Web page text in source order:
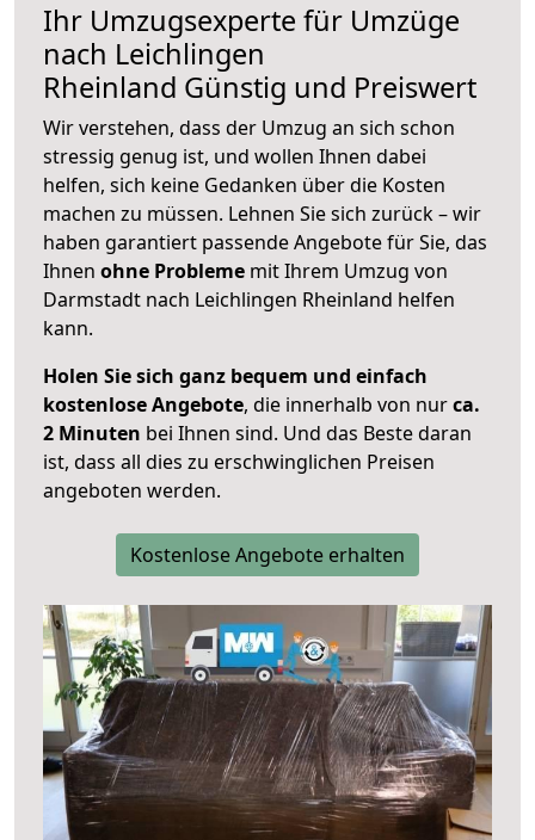
Ihr Umzugsexperte für Umzüge
nach Leichlingen
Rheinland Günstig und Preiswert
Wir verstehen, dass der Umzug an sich schon
stressig genug ist, und wollen Ihnen dabei
helfen, sich keine Gedanken über die Kosten
machen zu müssen. Lehnen Sie sich zurück – wir
haben garantiert passende Angebote für Sie, das
Ihnen ohne Probleme mit Ihrem Umzug von
Darmstadt nach Leichlingen Rheinland helfen
kann.
Holen Sie sich ganz bequem und einfach
kostenlose Angebote, die innerhalb von nurca.
2 Minuten bei Ihnen sind. Und das Beste daran
ist, dass all dies zu erschwinglichen Preisen
angeboten werden.
Kostenlose Angebote erhalten